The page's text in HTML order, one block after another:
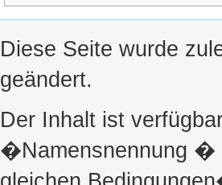
Diese Seite wurde
geändert.
Der Inhalt ist
�Namensnennung �